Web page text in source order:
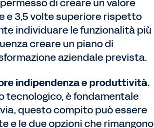
di creare un valore
e 3,5 volte superiore rispetto
individuare le funzionalità più
creare un piano di
aziendale prevista.
indipendenza e produttività.
tecnologico, è fondamentale
questo compito può essere
e le due opzioni che rimangono